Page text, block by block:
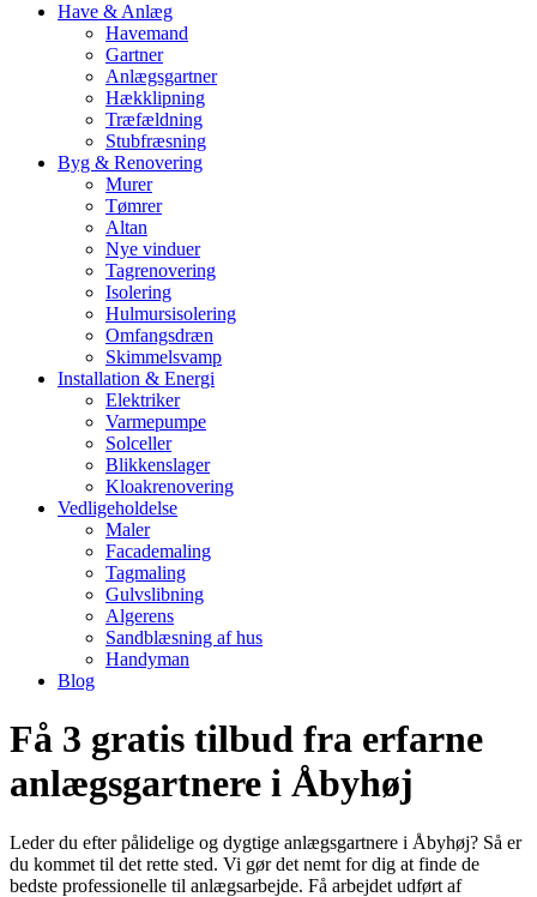
Have & Anlæg
Havemand
Gartner
Anlægsgartner
Hækklipning
Træfældning
Stubfræsning
Byg & Renovering
Murer
Tømrer
Altan
Nye vinduer
Tagrenovering
Isolering
Hulmursisolering
Omfangsdræn
Skimmelsvamp
Installation & Energi
Elektriker
Varmepumpe
Solceller
Blikkenslager
Kloakrenovering
Vedligeholdelse
Maler
Facademaling
Tagmaling
Gulvslibning
Algerens
Sandblæsning af hus
Handyman
Blog
Få 3 gratis tilbud fra erfarne
anlægsgartnere i Åbyhøj
Leder du efter pålidelige og dygtige anlægsgartnere i Åbyhøj? Så er
du kommet til det rette sted. Vi gør det nemt for dig at finde de
bedste professionelle til anlægsarbejde. Få arbejdet udført af